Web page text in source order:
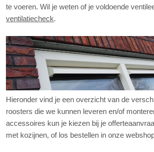
te voeren. Wil je weten of je voldoende
ventilatiecheck.
Hieronder vind je een overzicht van de
roosters die we kunnen leveren en/of
accessoires kun je kiezen bij je
met kozijnen, of los bestellen in onze